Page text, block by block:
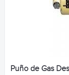
Puño de Gas